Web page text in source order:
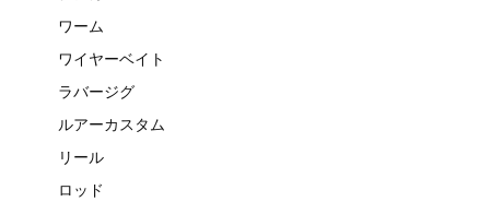
ワーム
ワイヤーベイト
ラバージグ
ルアーカスタム
リール
ロッド